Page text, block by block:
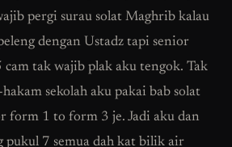
pergi surau solat Maghrib kalau
dengan Ustadz tapi senior
tak wajib plak aku tengok. Tak
sekolah aku pakai bab solat
form 1 to form 3 je. Jadi aku dan
pukul 7 semua dah kat bilik air